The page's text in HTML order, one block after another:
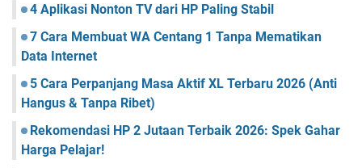
4 Aplikasi Nonton TV dari HP Paling Stabil
7 Cara Membuat WA Centang 1 Tanpa Mematikan
Data Internet
5 Cara Perpanjang Masa Aktif XL Terbaru 2026 (Anti
Hangus & Tanpa Ribet)
Rekomendasi HP 2 Jutaan Terbaik 2026: Spek Gahar
Harga Pelajar!